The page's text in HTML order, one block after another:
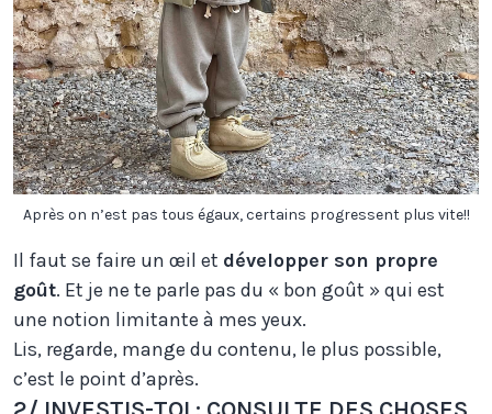
Après on n’est pas tous égaux, certains progressent plus vite!!
Il faut se faire un œil et développer son propre
goût. Et je ne te parle pas du « bon goût » qui est
une notion limitante à mes yeux.
Lis, regarde, mange du contenu, le plus possible,
c’est le point d’après.